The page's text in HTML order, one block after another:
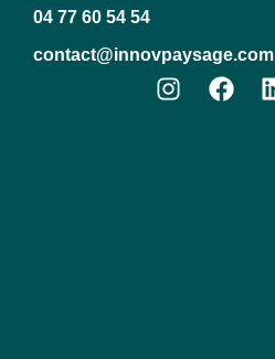
04 77 60 54 54
contact@innovpaysage.com